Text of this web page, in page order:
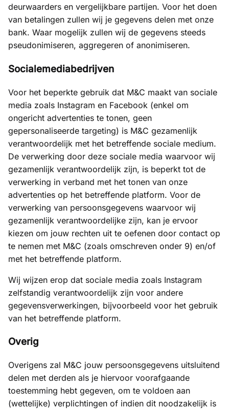
deurwaarders en vergelijkbare partijen. Voor het doen
van betalingen zullen wij je gegevens delen met onze
bank. Waar mogelijk zullen wij de gegevens steeds
pseudonimiseren, aggregeren of anonimiseren.
Socialemediabedrijven
Voor het beperkte gebruik dat M&C maakt van sociale
media zoals Instagram en Facebook (enkel om
ongericht advertenties te tonen, geen
gepersonaliseerde targeting) is M&C gezamenlijk
verantwoordelijk met het betreffende sociale medium.
De verwerking door deze sociale media waarvoor wij
gezamenlijk verantwoordelijk zijn, is beperkt tot de
verwerking in verband met het tonen van onze
advertenties op het betreffende platform. Voor de
verwerking van persoonsgegevens waarvoor wij
gezamenlijk verantwoordelijke zijn, kan je ervoor
kiezen om jouw rechten uit te oefenen door contact op
te nemen met M&C (zoals omschreven onder 9) en/of
met het betreffende platform.
Wij wijzen erop dat sociale media zoals Instagram
zelfstandig verantwoordelijk zijn voor andere
gegevensverwerkingen, bijvoorbeeld voor het gebruik
van het betreffende platform.
Overig
Overigens zal M&C jouw persoonsgegevens uitsluitend
delen met derden als je hiervoor voorafgaande
toestemming hebt gegeven, om te voldoen aan
(wettelijke) verplichtingen of indien dit noodzakelijk is